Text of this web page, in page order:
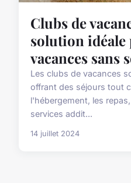
Clubs de
solution idéale
vacances sans
Les clubs de vacances
offrant des séjours tout
l'hébergement, les
services addit...
14 juillet 2024